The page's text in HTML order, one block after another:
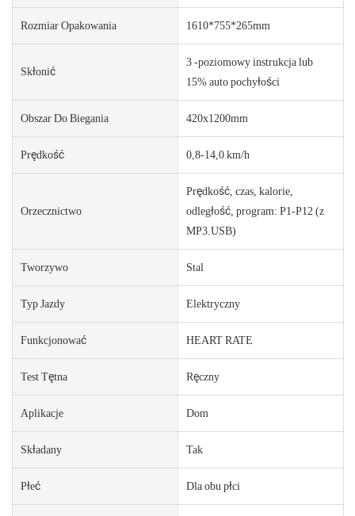
Rozmiar Opakowania 1610*755*265mm
Skłonić
3 -poziomowy instrukcja lub
15% auto pochyłości
Obszar Do Biegania 420x1200mm
Prędkość 0,8-14,0 km/h
Orzecznictwo
Prędkość, czas, kalorie,
odległość, program: P1-P12 (z
MP3.USB)
Tworzywo Stal
Typ Jazdy Elektryczny
Funkcjonować HEART RATE
Test Tętna Ręczny
Aplikacje Dom
Składany Tak
Płeć Dla obu płci